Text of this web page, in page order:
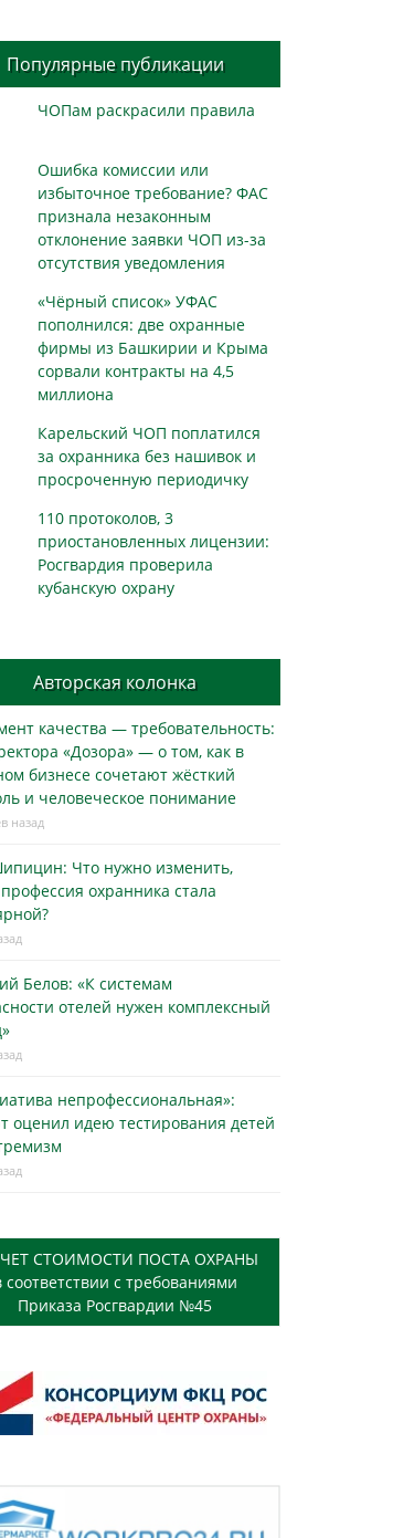
Популярные публикации
ЧОПам раскрасили правила
Ошибка комиссии или
избыточное требование? ФАС
признала незаконным
отклонение заявки ЧОП из-за
отсутствия уведомления
«Чёрный список» УФАС
пополнился: две охранные
фирмы из Башкирии и Крыма
сорвали контракты на 4,5
миллиона
Карельский ЧОП поплатился
за охранника без нашивок и
просроченную периодичку
110 протоколов, 3
приостановленных лицензии:
Росгвардия проверила
кубанскую охрану
Авторская колонка
качества — требовательность:
«Дозора» — о том, как в
бизнесe сочетают жёсткий
и человеческое понимание
назад
Что нужно изменить,
охранника стала
Белов: «К системам
отелей нужен комплексный
непрофессиональная»:
оценил идею тестирования детей
СТОИМОСТИ ПОСТА ОХРАНЫ
соответствии с требованиями
Приказа Росгвардии №45